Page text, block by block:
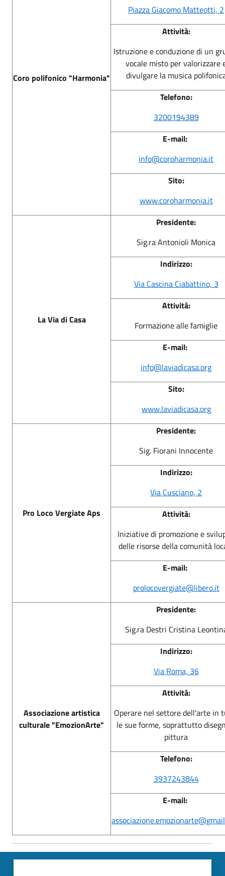
Coro polifonico "Harmonia"
Piazza Giacomo Matteotti, 2
Attività:
Istruzione e conduzione di un
vocale misto per valorizzare
divulgare la musica
Telefono:
3200194389
E-mail:
info@coroharmonia.it
Sito:
www.coroharmonia.it
La Via di Casa
Presidente:
Sig.ra Antonioli Monica
Indirizzo:
Via Cascina Ciabattino, 3
Attività:
Formazione alle famiglie
E-mail:
info@laviadicasa.org
Sito:
www.laviadicasa.org
Pro Loco Vergiate Aps
Presidente:
Sig. Fiorani Innocente
Indirizzo:
Via Cusciano, 2
Attività:
Iniziative di promozione e
delle risorse della comunità
E-mail:
prolocovergiate@libero.it
Associazione artistica
culturale "EmozionArte"
Presidente:
Sig.ra Destri Cristina
Indirizzo:
Via Roma, 36
Attività:
Operare nel settore dell'arte in
le sue forme, soprattutto
pittura
Telefono:
3937243844
E-mail: